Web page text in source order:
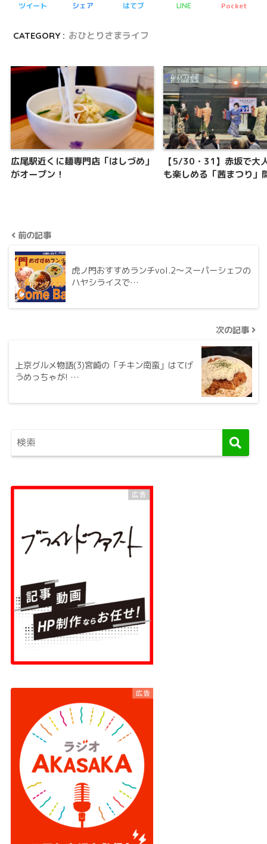
ツイート シェア はてブ LINE Pocket
CATEGORY : おひとりさまライフ
広尾駅近くに麺専門店「はしづめ」
がオープン！
【5/30・31】赤坂で大
も楽しめる「茜まつり」
前の記事
虎ノ門おすすめランチvol.2〜スーパーシェフの
ハヤシライスで…
次の記事
上京グルメ物語(3)宮崎の「チキン南蛮」はてげ
うめっちゃが! …